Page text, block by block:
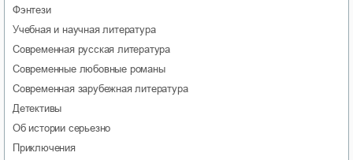
фэнтези
учебная и научная литература
современная русская литература
современные любовные романы
современная зарубежная литература
детективы
об истории серьезно
приключения